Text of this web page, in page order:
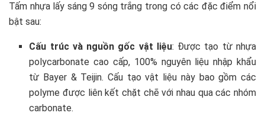
Tấm nhựa lấy sáng 9 sóng trắng trong có các đặc điểm nổi
bật sau:
Cấu trúc và nguồn gốc vật liệu: Được tạo từ nhựa
polycarbonate cao cấp, 100% nguyên liệu nhập khẩu
từ Bayer & Teijin. Cấu tạo vật liệu này bao gồm các
polyme được liên kết chặt chẽ với nhau qua các nhóm
carbonate.